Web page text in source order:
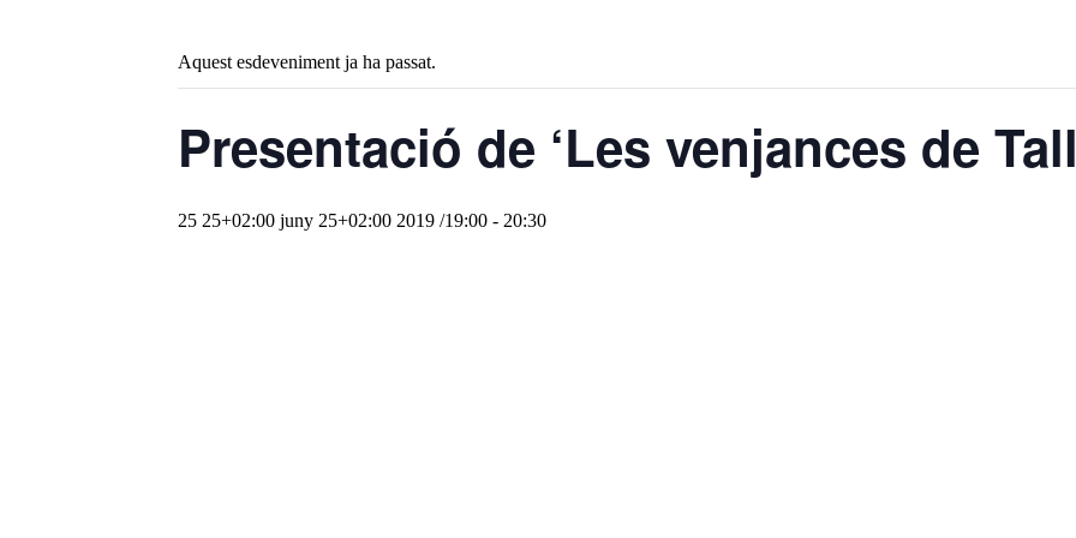
Aquest esdeveniment ja ha passat.
Presentació de ‘Les venjances de
25 25+02:00 juny 25+02:00 2019 /19:00 - 20:30